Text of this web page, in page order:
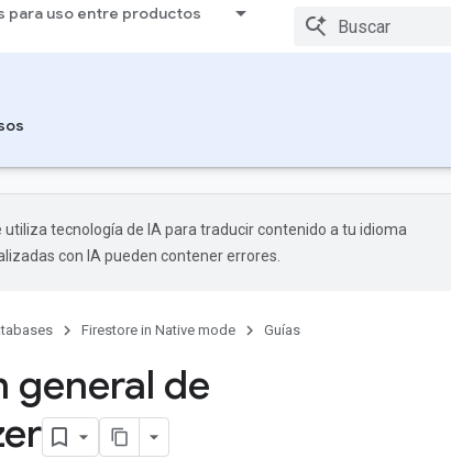
para uso entre productos
utiliza tecnología de IA para traducir contenido a tu idioma
con IA pueden contener errores.
Firestore in Native mode Guías
general de